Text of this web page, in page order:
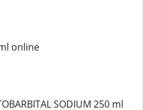
online
SODIUM 250 ml